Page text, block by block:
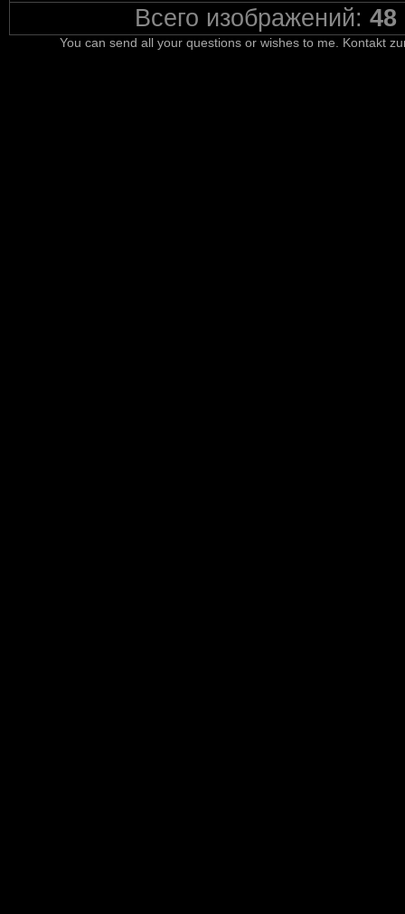
Всего изображений:48
You can send all your questions or wishes to me. Kontakt